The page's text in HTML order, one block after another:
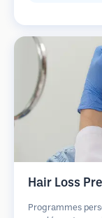
Hair Loss
Programmes